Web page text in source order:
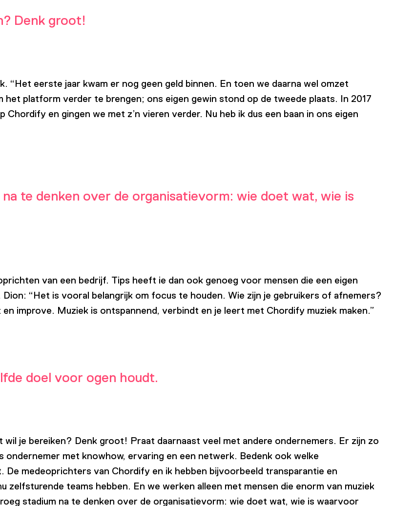
Denk groot!
“Het eerste jaar kwam er nog geen geld binnen. En toen we daarna wel omzet
het platform verder te brengen; ons eigen gewin stond op de tweede plaats. In 2017
en gingen we met z’n vieren verder. Nu heb ik dus een baan in ons eigen
te denken over de organisatievorm: wie doet wat, wie is
van een bedrijf. Tips heeft ie dan ook genoeg voor mensen die een eigen
“Het is vooral belangrijk om focus te houden. Wie zijn je gebruikers of afnemers?
improve. Muziek is ontspannend, verbindt en je leert met Chordify muziek maken.”
doel voor ogen houdt.
je bereiken? Denk groot! Praat daarnaast veel met andere ondernemers. Er zijn zo
ondernemer met knowhow, ervaring en een netwerk. Bedenk ook welke
De medeoprichters van Chordify en ik hebben bijvoorbeeld transparantie en
zelfsturende teams hebben. En we werken alleen met mensen die enorm van muziek
stadium na te denken over de organisatievorm: wie doet wat, wie is waarvoor